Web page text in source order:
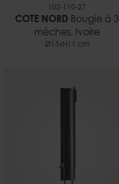
102-110-27
COTE NORD Bougie à 3
mèches, Ivoire
Ø15xH11 cm